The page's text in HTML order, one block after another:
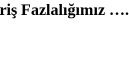
Fazlalığımız ….